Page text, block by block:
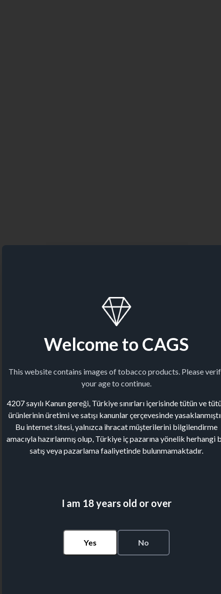
Welcome to CAGS
This website contains images of tobacco products. Please
your age to continue.
4207 sayılı Kanun gereği, Türkiye sınırları içerisinde tütün ve
ürünlerinin üretimi ve satışı kanunlar çerçevesinde
Bu internet sitesi, yalnızca ihracat müşterilerini bilgilendirme
amacıyla hazırlanmış olup, Türkiye iç pazarına yönelik herhangi
satış veya pazarlama faaliyetinde bulunmamaktadır.
I am 18 years old or over
Yes No